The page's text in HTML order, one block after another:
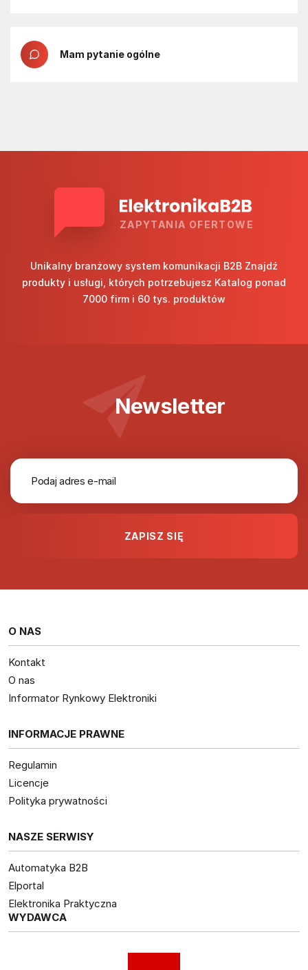
Mam pytanie ogólne
ZAPYTANIA OFERTOWE
Unikalny branżowy system komunikacji B2B Znajdź
produkty i usługi, których potrzebujesz Katalog ponad
7000 firm i 60 tys. produktów
Newsletter
O NAS
Kontakt
O nas
Informator Rynkowy Elektroniki
INFORMACJE PRAWNE
Regulamin
Licencje
Polityka prywatności
NASZE SERWISY
Automatyka B2B
Elportal
Elektronika Praktyczna
WYDAWCA